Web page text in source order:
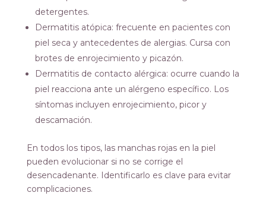
detergentes.
Dermatitis atópica: frecuente en pacientes con
piel seca y antecedentes de alergias. Cursa con
brotes de enrojecimiento y picazón.
Dermatitis de contacto alérgica: ocurre cuando la
piel reacciona ante un alérgeno específico. Los
síntomas incluyen enrojecimiento, picor y
descamación.
En todos los tipos, las manchas rojas en la piel
pueden evolucionar si no se corrige el
desencadenante. Identificarlo es clave para evitar
complicaciones.